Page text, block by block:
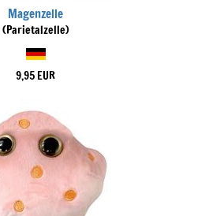
Magenzelle
(Parietalzelle)
9,95 EUR